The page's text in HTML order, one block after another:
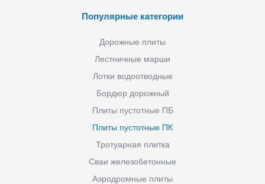
Популярные категории
Дорожные плиты
Лестничные марши
Лотки водоотводные
Бордюр дорожный
Плиты пустотные ПБ
Плиты пустотные ПК
Тротуарная плитка
Сваи железобетонные
Аэродромные плиты